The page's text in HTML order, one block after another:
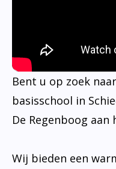
Bent u op zoek
basisschool in
De Regenboog
Wij bieden een